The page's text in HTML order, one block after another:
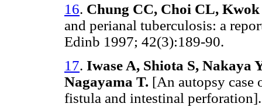
16. Chung CC, Choi CL,
and perianal tuberculosis: a
Edinb 1997; 42(3):189-90.
17. Iwase A, Shiota S, Nakaya
Nagayama T. [An autopsy case
fistula and intestinal